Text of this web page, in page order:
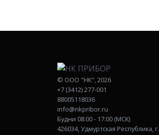
© ООО "НК", 2026
+7 (3412) 277-001
88005118036
info@nkpribor.ru
Будни 08:00 - 17:00 (МСК)
426034, Удмуртская Республика, г.